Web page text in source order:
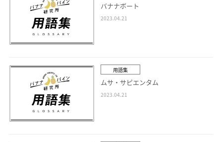
バナナボート
2023.04.21
用語集
ムサ・サピエンタム
2023.04.21